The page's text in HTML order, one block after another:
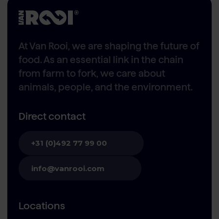
At Van Rooi, we are shaping the future of
food. As an essential link in the chain
from farm to fork, we care about
animals, people, and the environment.
Direct contact
+31 (0)492 77 99 00
info@vanrooi.com
Locations